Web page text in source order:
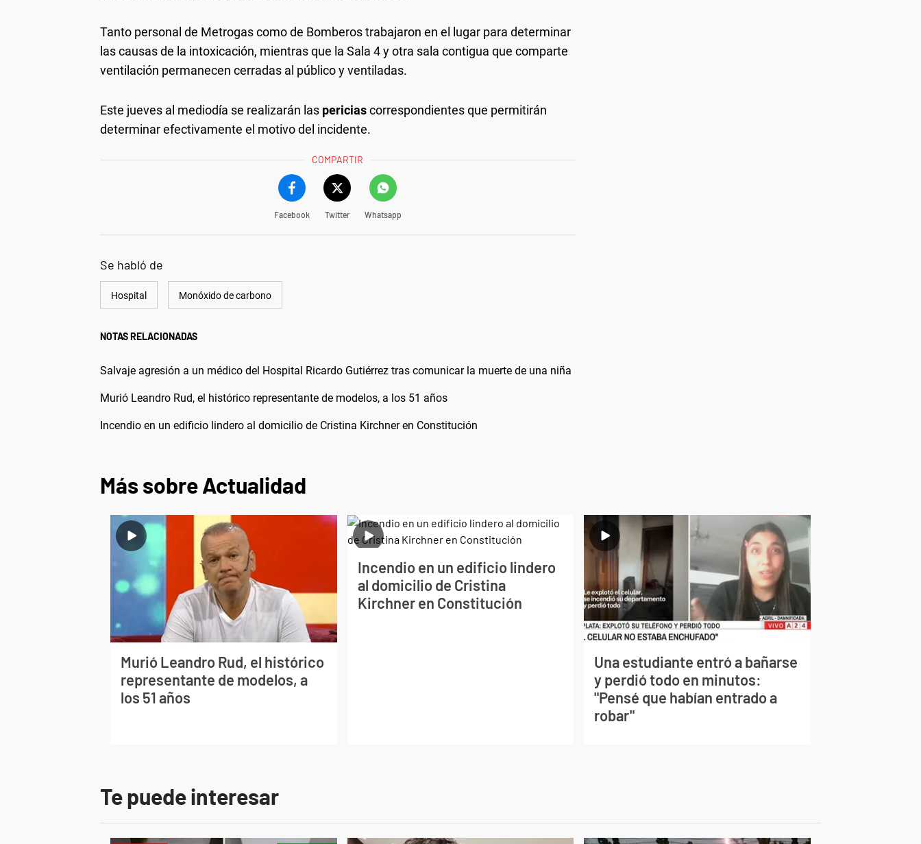
Tanto personal de Metrogas como de Bomberos trabajaron en el lugar para determinar
las causas de la intoxicación, mientras que la Sala 4 y otra sala contigua que comparte
ventilación permanecen cerradas al público y ventiladas.
Este jueves al mediodía se realizarán las periciascorrespondientes que permitirán
determinar efectivamente el motivo del incidente.
COMPARTIR
Facebook Twitter Whatsapp
Se habló de
Hospital Monóxido de carbono
NOTAS RELACIONADAS
Salvaje agresión a un médico del Hospital Ricardo Gutiérrez tras comunicar la muerte de una niña
Murió Leandro Rud, el histórico representante de modelos, a los 51 años
Incendio en un edificio lindero al domicilio de Cristina Kirchner en Constitución
Más sobre Actualidad
Murió Leandro Rud, el histórico
representante de modelos, a
los 51 años
Incendio en un edificio lindero
al domicilio de Cristina
Kirchner en Constitución
Una estudiante entró a bañarse
y perdió todo en minutos:
"Pensé que habían entrado a
robar"
Te puede interesar